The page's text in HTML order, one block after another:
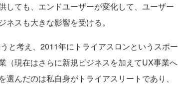
しても、エンドユーザーが変化して、ユーザー
スも大きな影響を受ける。
と考え、2011年にトライアスロンというスポー
（現在はさらに新規ビジネスを加えてUX事業へ
んだのは私自身がトライアスリートであり、